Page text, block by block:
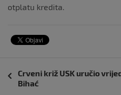
otplatu kredita.
objava
Crveni križ USK uručio
Bihać